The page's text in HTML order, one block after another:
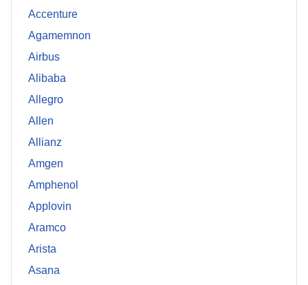
Accenture
Agamemnon
Airbus
Alibaba
Allegro
Allen
Allianz
Amgen
Amphenol
Applovin
Aramco
Arista
Asana